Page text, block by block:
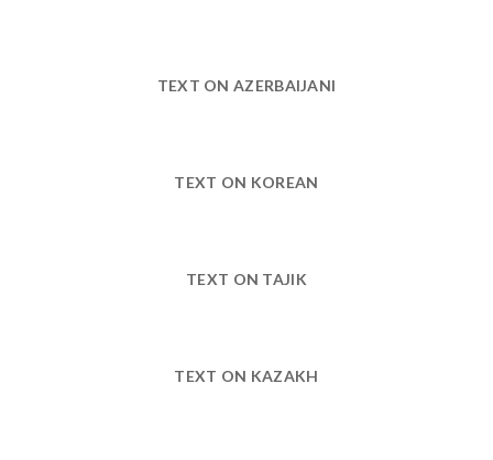
TEXT ON AZERBAIJANI
TEXT ON KOREAN
TEXT ON TAJIK
TEXT ON KAZAKH